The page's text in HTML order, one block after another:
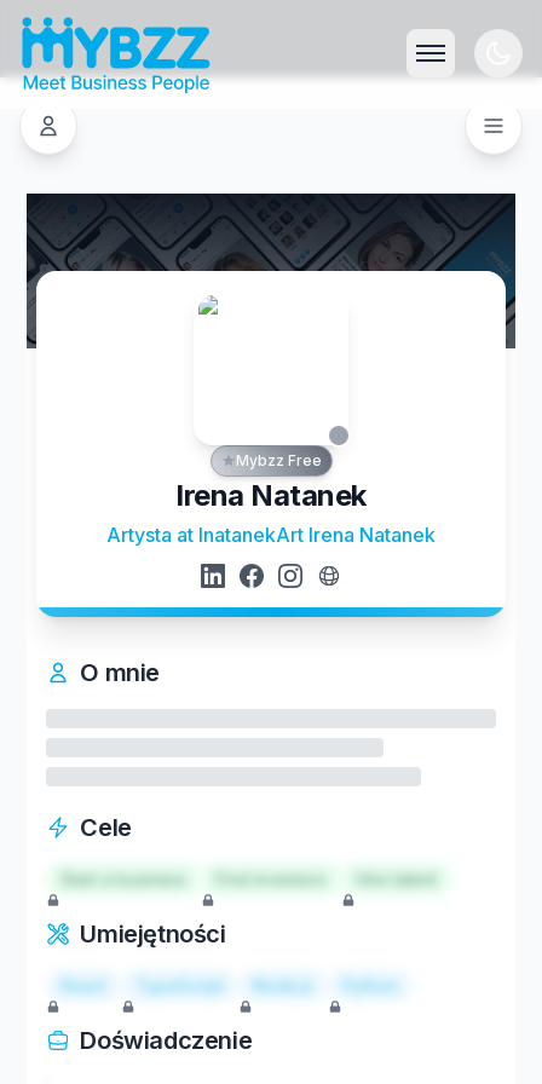
Mybzz Free
Irena Natanek
Artysta at InatanekArt Irena Natanek
O mnie
Cele
Start a business Hire talent
Umiejętności
React TypeScript Node.js Python
Doświadczenie